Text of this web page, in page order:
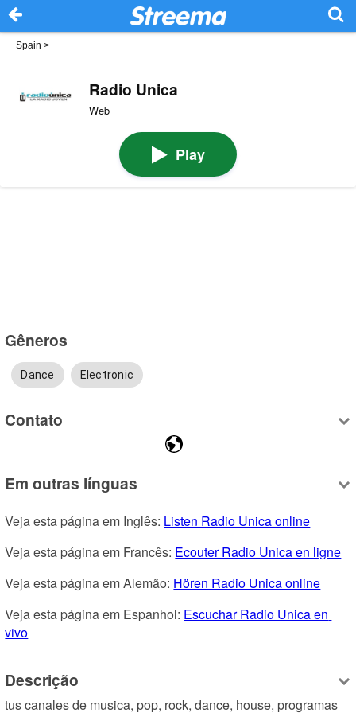
Spain >
Radio Unica
Web
Play
Gêneros
Dance Electronic
Contato
Em outras línguas
Veja esta página em Inglês: Listen Radio Unica online
Veja esta página em Francês: Ecouter Radio Unica en ligne
Veja esta página em Alemão: Hören Radio Unica online
Veja esta página em Espanhol: Escuchar Radio Unica en
vivo
Descrição
tus canales de musica, pop, rock, dance, house, programas